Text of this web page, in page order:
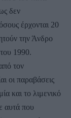
δεν
έρχονται 20
την Άνδρο
1990.
τον
οι παραβάσεις
και το λιμενικό
αυτά που